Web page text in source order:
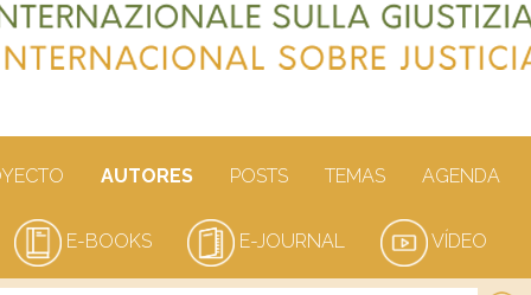
AUTORES POSTS TEMAS AGENDA
E-BOOKS E-JOURNAL VÍDEO